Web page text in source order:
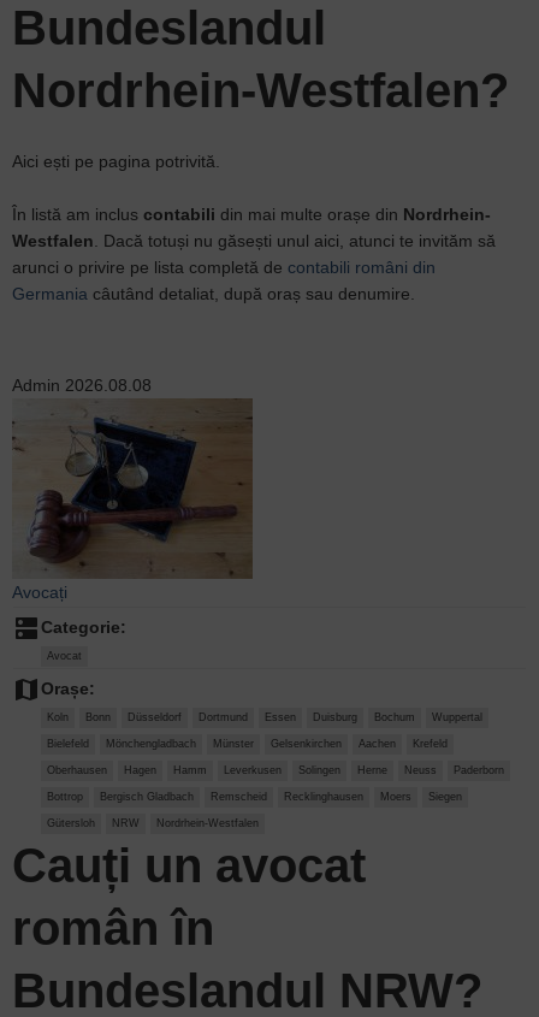
Bundeslandul
Nordrhein-Westfalen?
Aici ești pe pagina potrivită.
În listă am inclus contabili din mai multe orașe din Nordrhein-
Westfalen . Dacă totuși nu găsești unul aici, atunci te invităm să
arunci o privire pe lista completă de contabili români din
Germania câutând detaliat, după oraș sau denumire.
Admin 2026.08.08
Avocați
dnsCategorie:
Avocat
map Orașe:
Koln Bonn Düsseldorf Dortmund Essen Duisburg Bochum Wuppertal
Bielefeld Mönchengladbach Münster Gelsenkirchen Aachen Krefeld
Oberhausen Hagen Hamm Leverkusen Solingen Herne Neuss Paderborn
Bottrop Bergisch Gladbach Remscheid Recklinghausen Moers Siegen
Gütersloh NRW Nordrhein-Westfalen
Cauți un avocat
român în
Bundeslandul NRW?